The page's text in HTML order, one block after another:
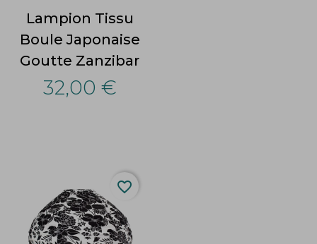
Lampion Tissu
Boule Japonaise
Goutte Zanzibar
32,00 €
favorite_border